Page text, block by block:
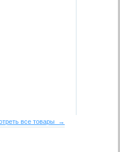
все товары →